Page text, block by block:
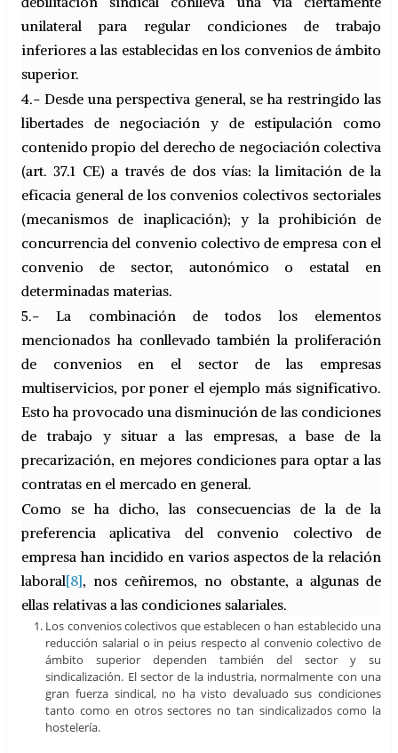
unilateral para regular condiciones de trabajo
inferiores a las establecidas en los convenios de ámbito
superior.
4.- Desde una perspectiva general, se ha restringido las
libertades de negociación y de estipulación como
contenido propio del derecho de negociación colectiva
(art. 37.1 CE) a través de dos vías: la limitación de la
eficacia general de los convenios colectivos sectoriales
(mecanismos de inaplicación); y la prohibición de
concurrencia del convenio colectivo de empresa con el
convenio de sector, autonómico o estatal en
determinadas materias.
5.- La combinación de todos los elementos
mencionados ha conllevado también la proliferación
de convenios en el sector de las empresas
multiservicios, por poner el ejemplo más significativo.
Esto ha provocado una disminución de las condiciones
de trabajo y situar a las empresas, a base de la
precarización, en mejores condiciones para optar a las
contratas en el mercado en general.
Como se ha dicho, las consecuencias de la de la
preferencia aplicativa del convenio colectivo de
empresa han incidido en varios aspectos de la relación
laboral[8], nos ceñiremos, no obstante, a algunas de
ellas relativas a las condiciones salariales.
Los convenios colectivos que establecen o han establecido una
reducción salarial o in peius respecto al convenio colectivo de
ámbito superior dependen también del sector y su
sindicalización. El sector de la industria, normalmente con una
gran fuerza sindical, no ha visto devaluado sus condiciones
tanto como en otros sectores no tan sindicalizados como la
hostelería.